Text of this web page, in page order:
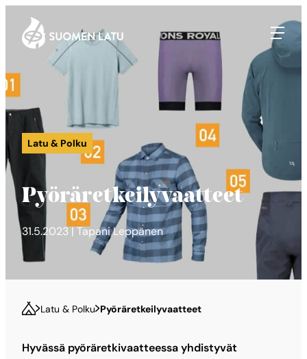
Siirry
suoraan
Suomen Latu
Latu & Polku
Pyöräretkeilyvaatteet
31.5.2023 | Tapani Leppänen
Latu & Polku Pyöräretkeilyvaatteet
Hyvässä pyöräretkivaatteessa yhdistyvät